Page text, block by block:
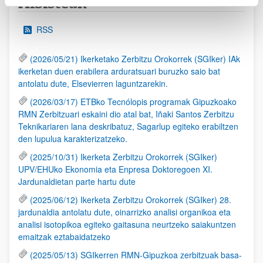
RSS
(2026/05/21) Ikerketako Zerbitzu Orokorrek (SGIker) IAk
ikerketan duen erabilera arduratsuari buruzko saio bat
antolatu dute, Elsevierren laguntzarekin.
(2026/03/17) ETBko Tecnólopis programak Gipuzkoako
RMN Zerbitzuari eskaini dio atal bat, Iñaki Santos Zerbitzu
Teknikariaren lana deskribatuz, Sagarlup egiteko erabiltzen
den lupulua karakterizatzeko.
(2025/10/31) Ikerketa Zerbitzu Orokorrek (SGIker)
UPV/EHUko Ekonomia eta Enpresa Doktoregoen XI.
Jardunaldietan parte hartu dute
(2025/06/12) Ikerketa Zerbitzu Orokorrek (SGIker) 28.
jardunaldia antolatu dute, oinarrizko analisi organikoa eta
analisi isotopikoa egiteko gaitasuna neurtzeko saiakuntzen
emaitzak eztabaidatzeko
(2025/05/13) SGIkerren RMN-Gipuzkoa zerbitzuak basa-